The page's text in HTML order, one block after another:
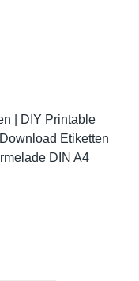
| DIY Printable
Etiketten
DIN A4